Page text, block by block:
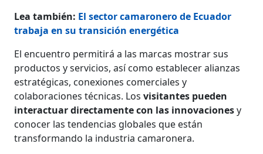
Lea también: El sector camaronero de Ecuador
trabaja en su transición energética
El encuentro permitirá a las marcas mostrar sus
productos y servicios, así como establecer alianzas
estratégicas, conexiones comerciales y
colaboraciones técnicas. Losvisitantes pueden
interactuar directamente con las innovacionesy
conocer las tendencias globales que están
transformando la industria camaronera.